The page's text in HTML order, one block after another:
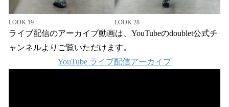
LOOK 19 LOOK 28
ライブ配信のアーカイブ動画は、YouTubeのdoublet公式チ
ャンネルよりご覧いただけます。
YouTube ライブ配信アーカイブ